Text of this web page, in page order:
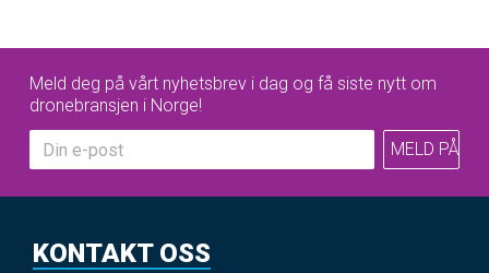
Meld deg på vårt nyhetsbrev i dag og få siste nytt om
dronebransjen i Norge!
KONTAKT OSS